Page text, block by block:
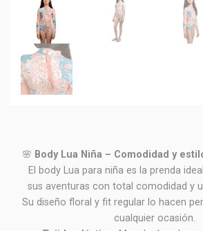
🌸 Body Lua Niña – Comodidad y
El body Lua para niña es la prenda
sus aventuras con total comodidad y
Su diseño floral y fit regular lo hacen
cualquier ocasión.